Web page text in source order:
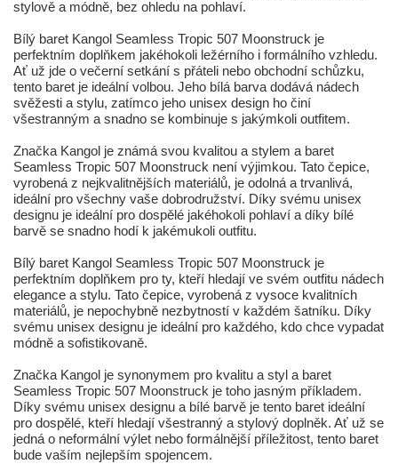
stylově a módně, bez ohledu na pohlaví.
Bílý baret Kangol Seamless Tropic 507 Moonstruck je
perfektním doplňkem jakéhokoli ležérního i formálního vzhledu.
Ať už jde o večerní setkání s přáteli nebo obchodní schůzku,
tento baret je ideální volbou. Jeho bílá barva dodává nádech
svěžesti a stylu, zatímco jeho unisex design ho činí
všestranným a snadno se kombinuje s jakýmkoli outfitem.
Značka Kangol je známá svou kvalitou a stylem a baret
Seamless Tropic 507 Moonstruck není výjimkou. Tato čepice,
vyrobená z nejkvalitnějších materiálů, je odolná a trvanlivá,
ideální pro všechny vaše dobrodružství. Díky svému unisex
designu je ideální pro dospělé jakéhokoli pohlaví a díky bílé
barvě se snadno hodí k jakémukoli outfitu.
Bílý baret Kangol Seamless Tropic 507 Moonstruck je
perfektním doplňkem pro ty, kteří hledají ve svém outfitu nádech
elegance a stylu. Tato čepice, vyrobená z vysoce kvalitních
materiálů, je nepochybně nezbytností v každém šatníku. Díky
svému unisex designu je ideální pro každého, kdo chce vypadat
módně a sofistikovaně.
Značka Kangol je synonymem pro kvalitu a styl a baret
Seamless Tropic 507 Moonstruck je toho jasným příkladem.
Díky svému unisex designu a bílé barvě je tento baret ideální
pro dospělé, kteří hledají všestranný a stylový doplněk. Ať už se
jedná o neformální výlet nebo formálnější příležitost, tento baret
bude vaším nejlepším spojencem.